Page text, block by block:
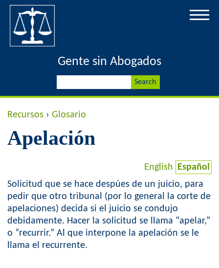
Gente sin Abogados
e
a
h
f
o
e
a
r
c
Y
o
a
r
e
h
Recursos › Glosario
Apelación
English Español
Solicitud que se hace despúes de un juicio, para
pedir que otro tribunal (por lo general la corte de
apelaciones) decida si el juicio se condujo
debidamente. Hacer la solicitud se llama “apelar,”
o “recurrir.” Al que interpone la apelación se le
llama el recurrente.